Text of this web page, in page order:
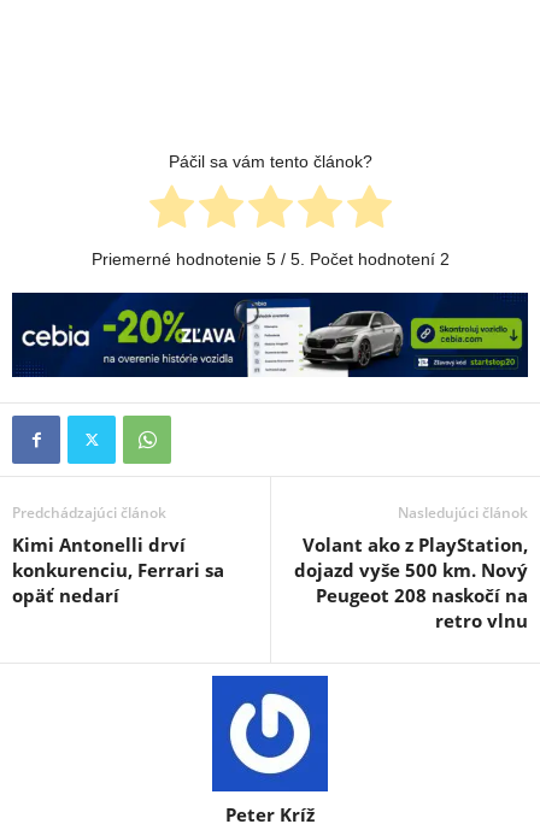
Páčil sa vám tento článok?
Priemerné hodnotenie 5/ 5. Počet hodnotení 2
Predchádzajúci článok
Kimi Antonelli drví
konkurenciu, Ferrari sa
opäť nedarí
Nasledujúci článok
Volant ako z PlayStation,
dojazd vyše 500 km. Nový
Peugeot 208 naskočí na
retro vlnu
Peter Kríž